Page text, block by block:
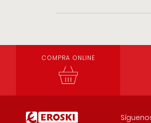
COMPRA ONLINE